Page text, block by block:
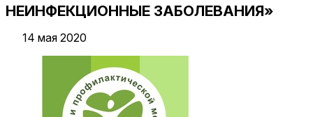
НЕИНФЕКЦИОННЫЕ ЗАБОЛЕВАНИЯ»
14 мая 2020